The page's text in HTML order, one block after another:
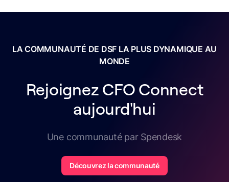
LA COMMUNAUTÉ DE DSF LA PLUS DYNAMIQUE AU
MONDE
Rejoignez CFO Connect
aujourd'hui
Une communauté par Spendesk
Découvrez la communauté